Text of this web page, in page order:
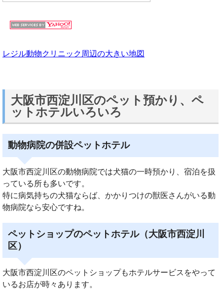
レジル動物クリニック周辺の大きい地図
大阪市西淀川区のペット預かり、ペ
ットホテルいろいろ
動物病院の併設ペットホテル
大阪市西淀川区の動物病院では犬猫の一時預かり、宿泊を扱
っている所も多いです。
特に病気持ちの犬猫ならば、かかりつけの獣医さんがいる動
物病院なら安心ですね。
ペットショップのペットホテル（大阪市西淀川
区）
大阪市西淀川区のペットショップもホテルサービスをやって
いるお店が時々あります。